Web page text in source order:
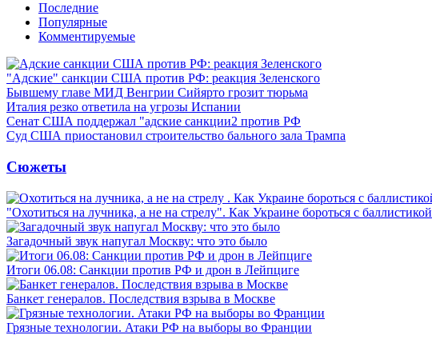
Последние
Популярные
Комментируемые
"Адские" санкции США против РФ: реакция Зеленского
Бывшему главе МИД Венгрии Сийярто грозит тюрьма
Италия резко ответила на угрозы Испании
Сенат США поддержал "адские санкции2 против РФ
Суд США приостановил строительство бального зала Трампа
Сюжеты
"Охотиться на лучника, а не на стрелу". Как Украине бороться с баллистикой
Загадочный звук напугал Москву: что это было
Итоги 06.08: Санкции против РФ и дрон в Лейпциге
Банкет генералов. Последствия взрыва в Москве
Грязные технологии. Атаки РФ на выборы во Франции